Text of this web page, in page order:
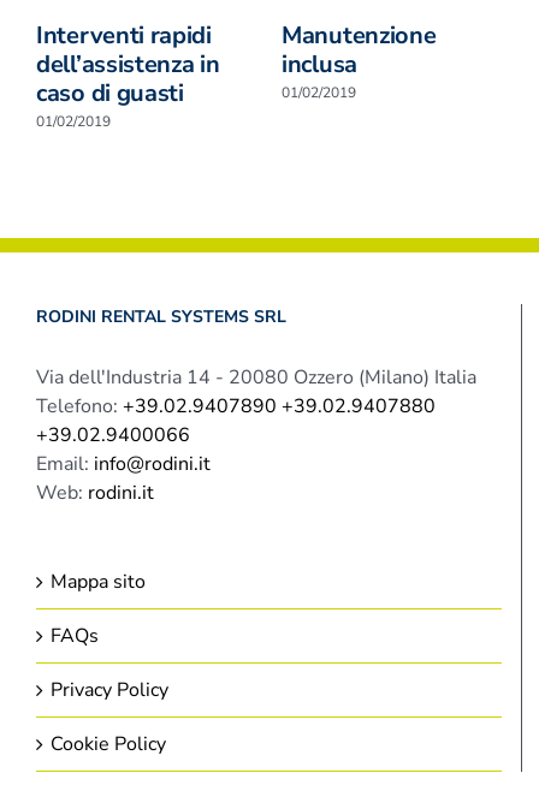
Interventi rapidi
dell’assistenza in
caso di guasti
01/02/2019
Manutenzione
inclusa
01/02/2019
RODINI RENTAL SYSTEMS SRL
Via dell'Industria 14 - 20080 Ozzero (Milano) Italia
Telefono: +39.02.9407890 +39.02.9407880
+39.02.9400066
Email: info@rodini.it
Web: rodini.it
Mappa sito
FAQs
Privacy Policy
Cookie Policy